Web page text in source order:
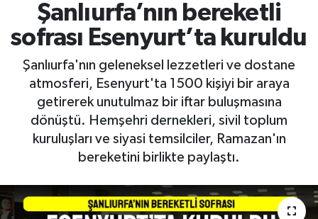
Şanlıurfa’nın bereketli
sofrası Esenyurt’ta kuruldu
Şanlıurfa'nın geleneksel lezzetleri ve dostane
atmosferi, Esenyurt'ta 1500 kişiyi bir araya
getirerek unutulmaz bir iftar buluşmasına
dönüştü. Hemşehri dernekleri, sivil toplum
kuruluşları ve siyasi temsilciler, Ramazan'ın
bereketini birlikte paylaştı.